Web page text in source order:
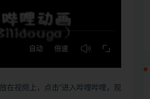
在视频上，点击“进入哔哩哔哩，观